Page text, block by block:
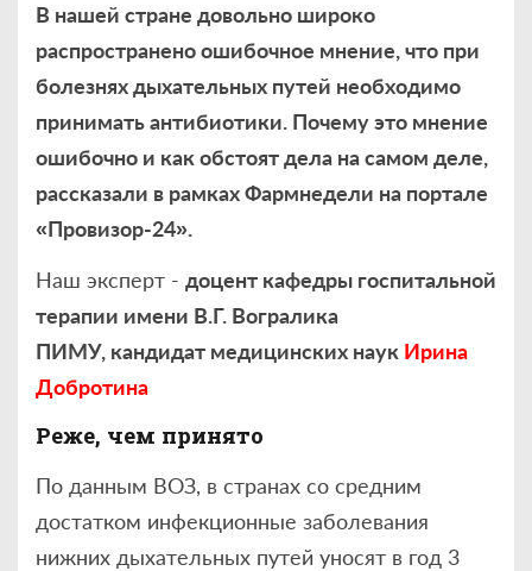
В нашей стране довольно широко
распространено ошибочное мнение, что при
болезнях дыхательных путей необходимо
принимать антибиотики. Почему это мнение
ошибочно и как обстоят дела на самом деле,
рассказали в рамках Фармнедели на портале
«Провизор-24».
Наш эксперт - доцент кафедры госпитальной
терапии имени В.Г. Вогралика
ПИМУ, кандидат медицинских наук Ирина
Добротина
Реже, чем принято
По данным ВОЗ, в странах со средним
достатком инфекционные заболевания
нижних дыхательных путей уносят в год 3